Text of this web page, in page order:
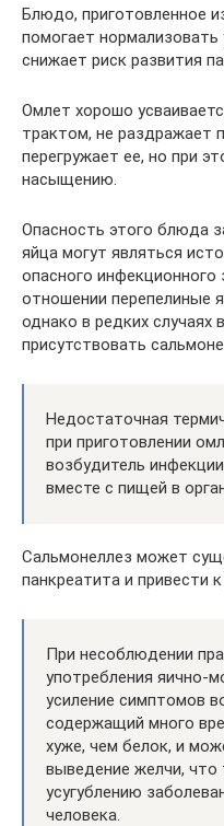
Блюдо, приготовленное
помогает нормализовать
снижает риск развития
Омлет хорошо
трактом, не раздражает
перегружает ее, но при
насыщению.
Опасность этого блюда
яйца могут являться
опасного инфекционного
отношении перепелиные
однако в редких случаях
присутствовать
Недостаточная
при приготовлении
возбудитель
вместе с пищей в
Сальмонеллез может
панкреатита и привести
При несоблюдении
употребления яично-
усиление симптомов
содержащий много
хуже, чем белок, и
выведение желчи, что
усугублению
человека.